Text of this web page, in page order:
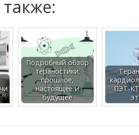
Подробный обзор
тераностики:
прошлое,
настоящее и
будущее
ПЭТ-